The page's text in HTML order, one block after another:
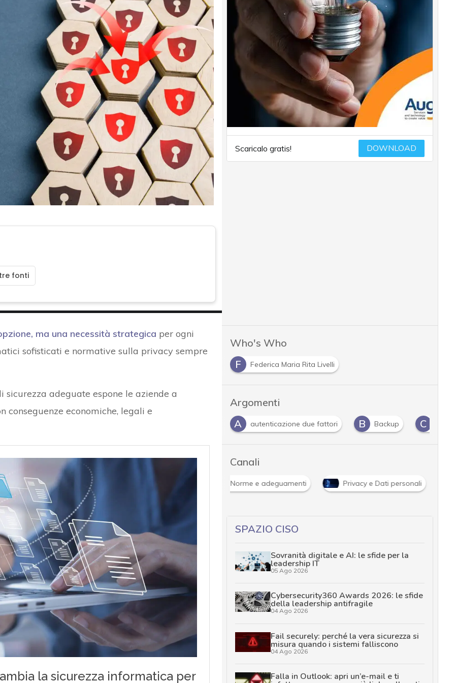
fonti
ma una necessità strategica per ogni
sofisticati e normative sulla privacy sempre
sicurezza adeguate espone le aziende a
conseguenze economiche, legali e
Scaricalo gratis! DOWNLOAD
Who's Who
F
Federica Maria Rita Livelli
Argomenti
autenticazione due fattori Backup cloud
Canali
Norme e adeguamenti Privacy e Dati personali
SPAZIO CISO
Sovranità digitale e AI: le sfide per la
leadership IT
05 Ago 2026
Cybersecurity360 Awards 2026: le sfide
della leadership antifragile
04 Ago 2026
Fail securely: perché la vera sicurezza si
misura quando i sistemi falliscono
04 Ago 2026
Falla in Outlook: apri un’e-mail e ti